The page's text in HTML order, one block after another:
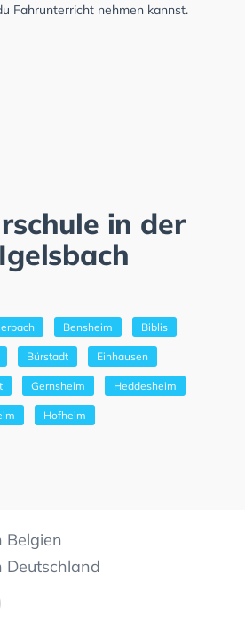
Fahrunterricht nehmen kannst.
in der
Bensheim Biblis
Bürstadt Einhausen
Gernsheim Heddesheim
Hofheim
Belgien
Deutschland